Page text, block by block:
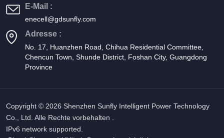
E-Mail :
enecell@gdsunfly.com
Adresse :
No. 17, Huanzhen Road, Chihua Residential Committee,
Chencun Town, Shunde District, Foshan City, Guangdong
Province
Copyright © 2026 Shenzhen Sunfly Intelligent Power Technology
Co., Ltd. Alle Rechte vorbehalten .
IPv6 network supported.